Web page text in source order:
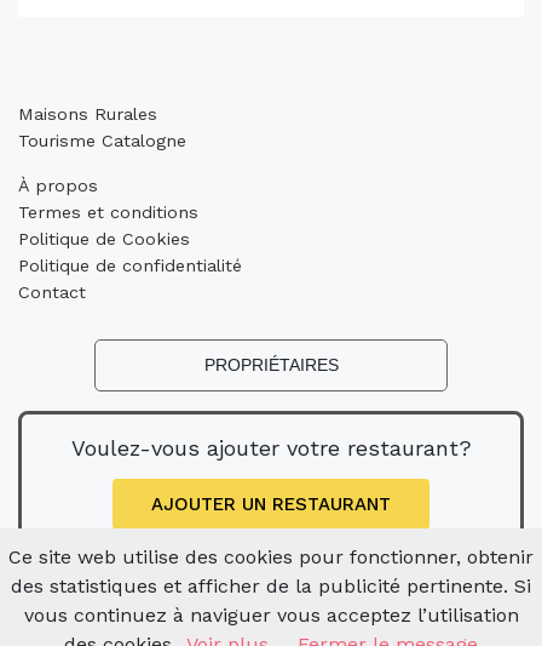
Maisons Rurales
Tourisme Catalogne
À propos
Termes et conditions
Politique de Cookies
Politique de confidentialité
Contact
PROPRIÉTAIRES
Voulez-vous ajouter votre restaurant?
AJOUTER UN RESTAURANT
Ce site web utilise des cookies pour fonctionner, obtenir
des statistiques et afficher de la publicité pertinente. Si
vous continuez à naviguer vous acceptez l’utilisation